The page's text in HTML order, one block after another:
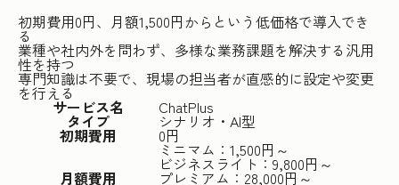
初期費用0円、月額1,500円からという低価格で導入でき
る
業種や社内外を問わず、多様な業務課題を解決する汎用
性を持つ
専門知識は不要で、現場の担当者が直感的に設定や変更
を行える
サービス名 ChatPlus
タイプ シナリオ・AI型
初期費用
0円
月額費用
ミニマム：1,500円～
ビジネスライト：9,800円～
プレミアム：28,000円～